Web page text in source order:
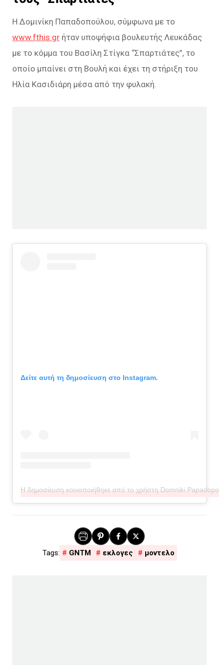
Η Δομινίκη Παπαδοπούλου, σύμφωνα με το
www.fthis.gr ήταν υποψήφια βουλευτής Λευκάδας
με το κόμμα του Βασίλη Στίγκα “Σπαρτιάτες”, το
οποίο μπαίνει στη Βουλή και έχει τη στήριξη του
Ηλία Κασιδιάρη μέσα από την φυλακή.
Δείτε αυτή τη δημοσίευση στο Instagram.
Η δημοσίευση κοινοποιήθηκε από το χρήστη Domniki
GNTM εκλογες μοντελο